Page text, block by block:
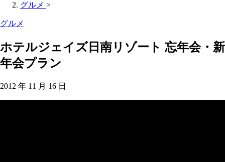
グルメ >
グルメ
ホテルジェイズ日南リゾート 忘年会・新
年会プラン
2012 年 11 月 16 日